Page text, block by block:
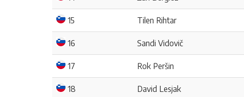
15 Tilen Rihtar
16 Sandi Vidovič
17 Rok Peršin
18 David Lesjak